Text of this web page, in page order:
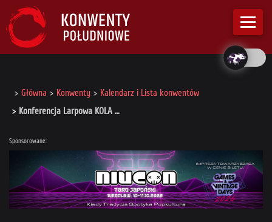
Główna Konwenty
Kalendarz i Lista konwentów
Konferencja Larpowa KOLA …
Sponsorowane: